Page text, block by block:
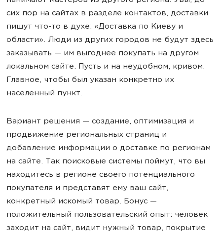
сих пор на сайтах в разделе контактов, доставки
пишут что-то в духе: «Доставка по Киеву и
области». Люди из других городов не будут здесь
заказывать — им выгоднее покупать на другом
локальном сайте. Пусть и на неудобном, кривом.
Главное, чтобы был указан конкретно их
населенный пункт.
Вариант решения — создание, оптимизация и
продвижение региональных страниц и
добавление информации о доставке по регионам
на сайте. Так поисковые системы поймут, что вы
находитесь в регионе своего потенциального
покупателя и представят ему ваш сайт,
конкретный искомый товар. Бонус —
положительный пользовательский опыт: человек
заходит на сайт, видит нужный товар, покрытие